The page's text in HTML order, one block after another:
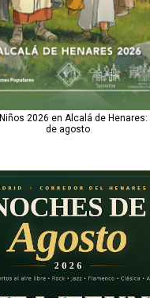
2026 en Alcalá de Henares:
de agosto